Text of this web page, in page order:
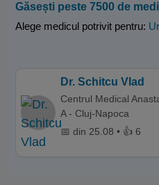
Găsești peste 7500 de
Alege medicul potrivit pentru:
Dr. Schitcu Vlad
Centrul Medical
A - Cluj-Napoca
📅 din 25.08 • 👍 6